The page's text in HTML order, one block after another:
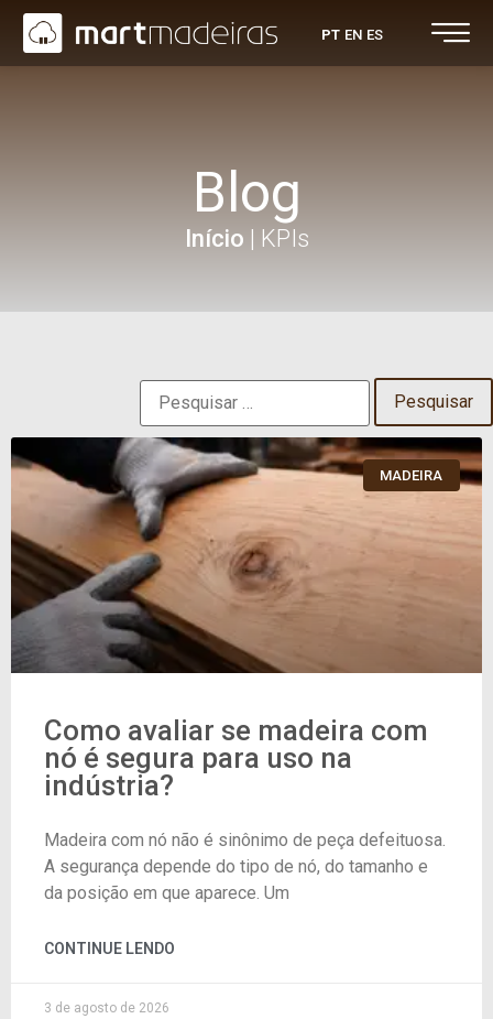
PT EN ES
Blog
Início | KPIs
MADEIRA
Como avaliar se madeira com
nó é segura para uso na
indústria?
Madeira com nó não é sinônimo de peça defeituosa.
A segurança depende do tipo de nó, do tamanho e
da posição em que aparece. Um
CONTINUE LENDO
3 de agosto de 2026